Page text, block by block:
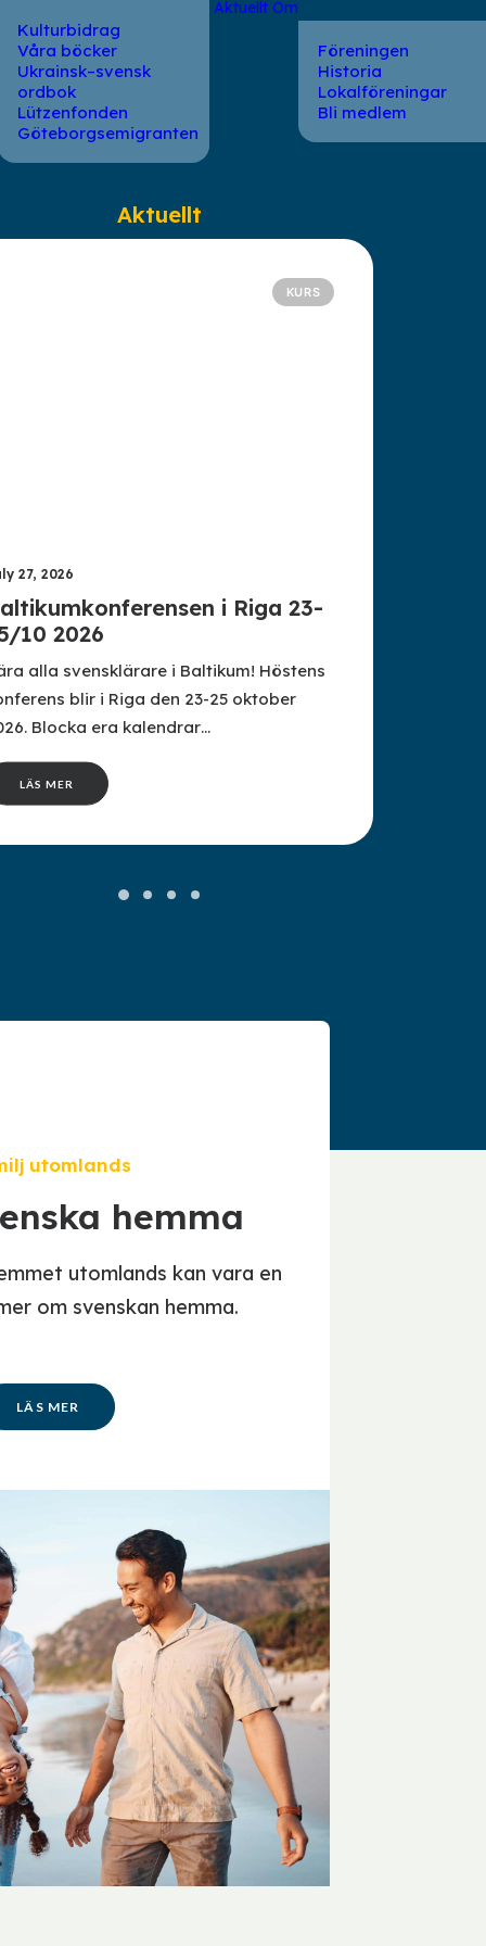
Kulturbidrag
Våra böcker
Ukrainsk–svensk
ordbok
Lützenfonden
Göteborgsemigranten
Aktuellt Om
Föreningen
Historia
Lokalföreningar
Bli medlem
Aktuellt
KURS
27, 2026
i Riga 23-
10 2026
alla svensklärare i Baltikum! Höstens
blir i Riga den 23-25 oktober
Blocka era kalendrar…
LÄS MER
utomlands
hemma
utomlands kan vara en
om svenskan hemma.
LÄS MER